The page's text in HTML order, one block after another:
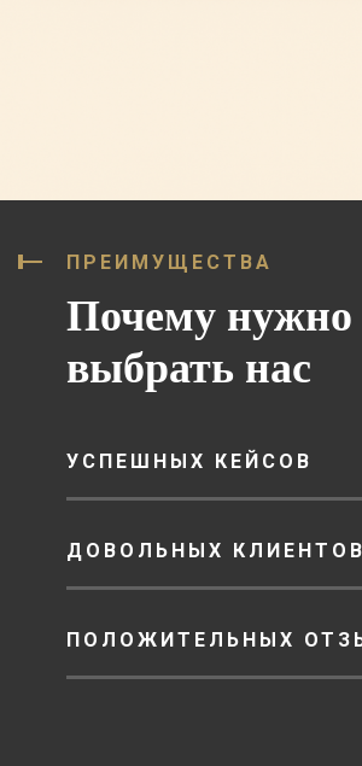
ПРЕИМУЩЕСТВА
Почему нужно
выбрать нас
УСПЕШНЫХ КЕЙСОВ
ДОВОЛЬНЫХ КЛИЕНТОВ
ПОЛОЖИТЕЛЬНЫХ